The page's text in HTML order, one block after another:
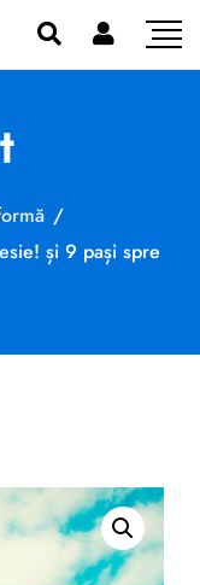
/
și 9 pași spre